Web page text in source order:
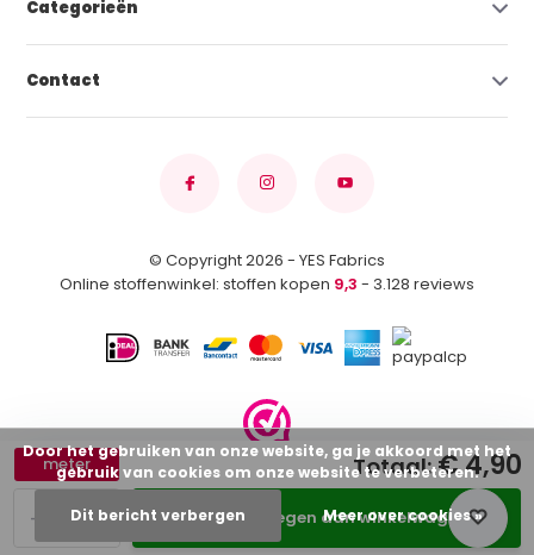
+
-
meter
Toevoegen aan winkelwagen
Totaal:€ 4,90
Categorieën
Contact
© Copyright 2026 - YES Fabrics
Online stoffenwinkel: stoffen kopen 9,3 - 3.128 reviews
Door het gebruiken van onze website, ga je akkoord met het
gebruik van cookies om onze website te verbeteren.
Dit bericht verbergen Meer over cookies »